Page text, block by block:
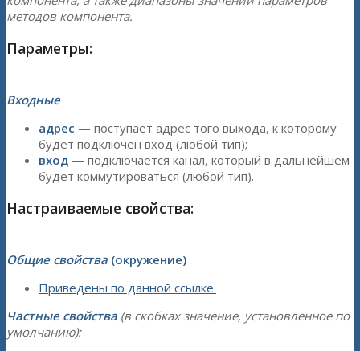
методов компонента.
Параметры:
Входные
адрес — поступает адрес того выхода, к которому
будет подключен вход (любой тип);
вход — подключается канал, который в дальнейшем
будет коммутироваться (любой тип).
Настраиваемые свойства:
Общие свойства (окружение)
Приведены по данной ссылке.
Частные свойства (в скобках значение, установленное по
умолчанию):